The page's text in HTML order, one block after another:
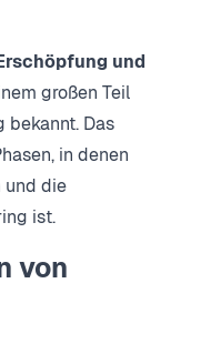
und
großen Teil
bekannt. Das
in denen
und die
ist.
von